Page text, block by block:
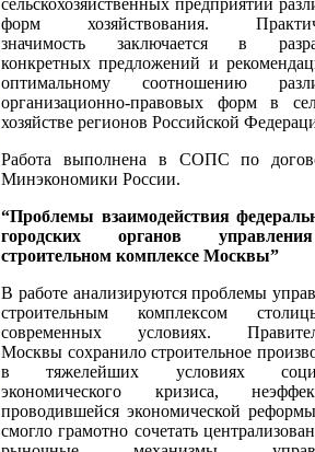
форм хозяйствования.
значимость заключается в
конкретных предложений и
оптимальному соотношению
организационно-правовых форм в
хозяйстве регионов Российской
Работа выполнена в СОПС по
Минэкономики России.
“Проблемы взаимодействия
городских органов
строительном комплексе Москвы”
В работе анализируются проблемы
строительным комплексом
современных условиях.
Москвы сохранило строительное
в тяжелейших условиях
экономического кризиса,
проводившейся экономической
смогло грамотно сочетать